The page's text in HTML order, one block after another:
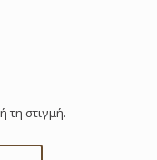
τη στιγμή.